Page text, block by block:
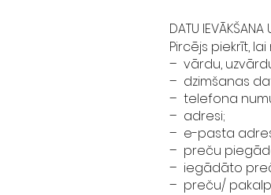
DATU IEVĀKŠANA
Pircējs piekrīt,
– vārdu,
– dzimšanas
– telefona
– adresi;
– e-pasta
– preču
– iegādāto
– preču/